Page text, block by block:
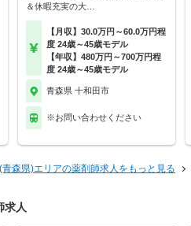
＆休暇充実の大…
【月収】30.0万円～60.0万円程
度 24歳～45歳モデル
【年収】480万円～700万円程
度 24歳～45歳モデル
青森県 十和田市
※お問い合わせください
森県)エリアの薬剤師求人をもっと見る
求人